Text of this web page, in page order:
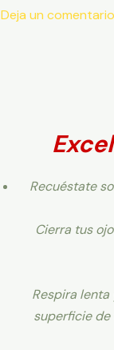
Deja un comentario
Recuéstate
Cierra tus
Respira
superficie de